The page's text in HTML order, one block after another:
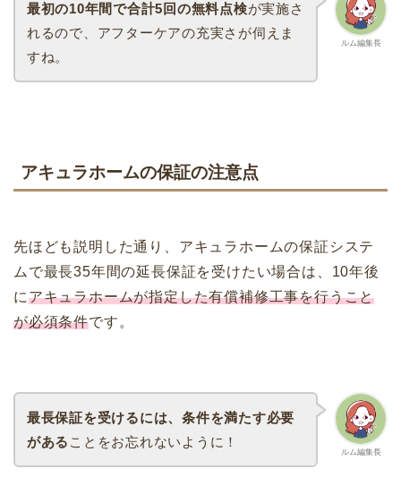
ルム編集長
最初の10年間で合計5回の無料点検が実施さ
れるので、アフターケアの充実さが伺えま
すね。
アキュラホームの保証の注意点
先ほども説明した通り、アキュラホームの保証システ
ムで最長35年間の延長保証を受けたい場合は、10年後
にアキュラホームが指定した有償補修工事を行うこと
が必須条件です。
ルム編集長
最長保証を受けるには、条件を満たす必要
がある ことをお忘れないように！